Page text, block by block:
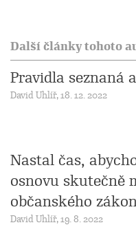
Další články tohoto
Pravidla seznaná
David Uhlíř, 18. 12. 2022
Nastal čas,
osnovu skutečně
občanského
David Uhlíř, 19. 8. 2022